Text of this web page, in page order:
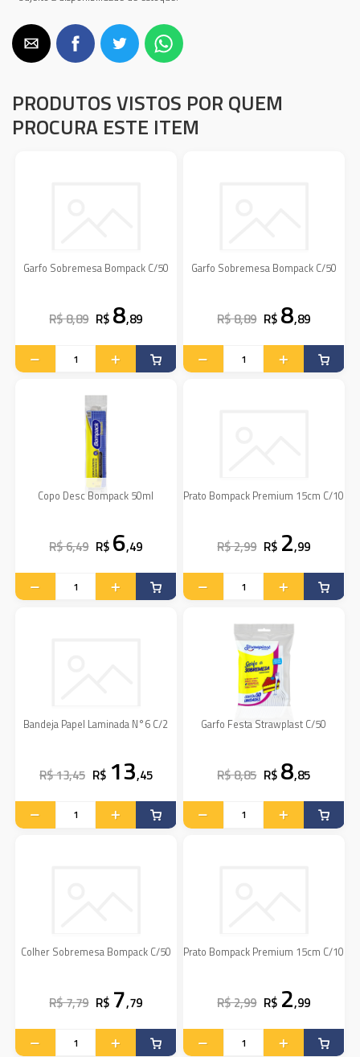
PRODUTOS VISTOS POR QUEM
PROCURA ESTE ITEM
Garfo Sobremesa Bompack C/50
R$ 8,89 R$ 8,89
Garfo Sobremesa Bompack C/50
R$ 8,89 R$ 8,89
Copo Desc Bompack 50ml
R$ 6,49 R$ 6,49
Prato Bompack Premium 15cm C/10
R$ 2,99 R$ 2,99
Bandeja Papel Laminada N°6 C/2
R$ 13,45 R$ 13,45
Garfo Festa Strawplast C/50
R$ 8,85 R$ 8,85
Colher Sobremesa Bompack C/50
R$ 7,79 R$ 7,79
Prato Bompack Premium 15cm C/10
R$ 2,99 R$ 2,99